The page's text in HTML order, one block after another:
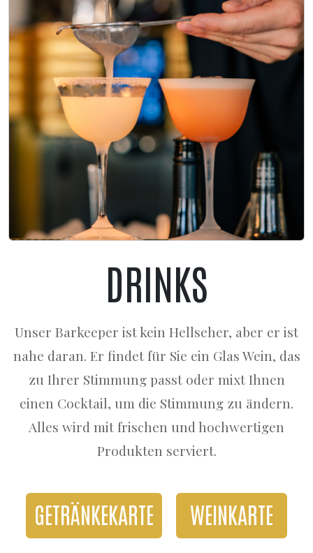
DRINKS
Unser Barkeeper ist kein Hellseher, aber er ist
nahe daran. Er findet für Sie ein Glas Wein, das
zu Ihrer Stimmung passt oder mixt Ihnen
einen Cocktail, um die Stimmung zu ändern.
Alles wird mit frischen und hochwertigen
Produkten serviert.
GETRÄNKEKARTE WEINKARTE